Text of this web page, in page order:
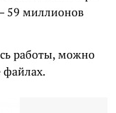
59 миллионов
работы, можно